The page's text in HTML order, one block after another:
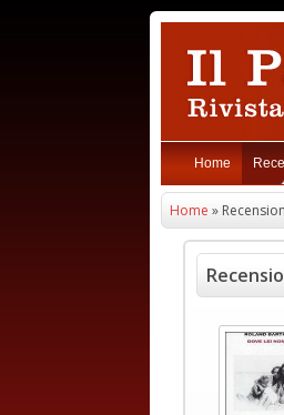
Home
Home »